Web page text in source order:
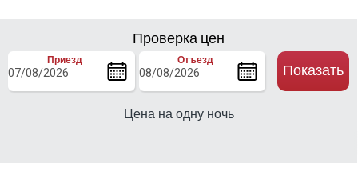
Проверка цен
Приезд Отъезд
Цена на одну ночь
Показать